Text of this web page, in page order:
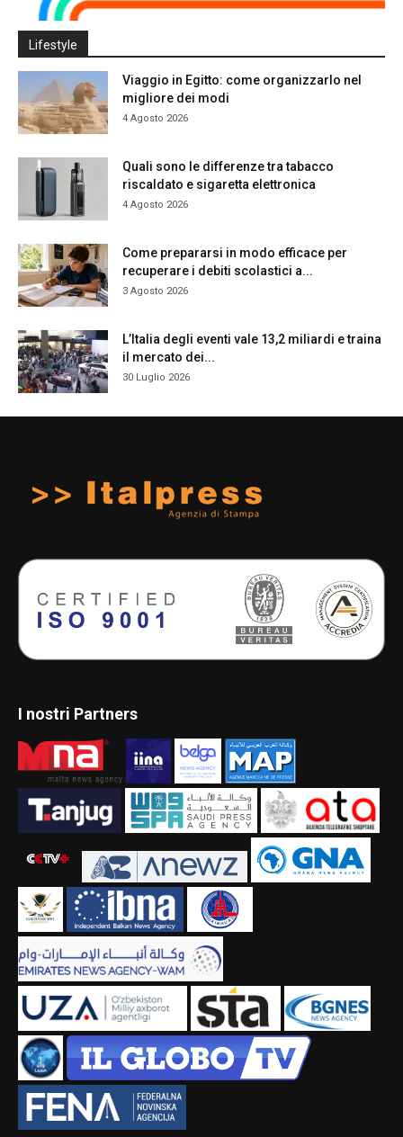
Lifestyle
Viaggio in Egitto: come organizzarlo nel
migliore dei modi
4 Agosto 2026
Quali sono le differenze tra tabacco
riscaldato e sigaretta elettronica
4 Agosto 2026
Come prepararsi in modo efficace per
recuperare i debiti scolastici a...
3 Agosto 2026
L’Italia degli eventi vale 13,2 miliardi e traina
il mercato dei...
30 Luglio 2026
I nostri Partners